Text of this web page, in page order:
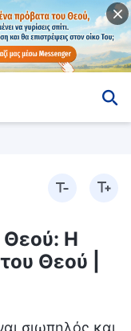
Θεού: Η
Θεού |
σιωπηλός και